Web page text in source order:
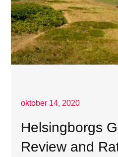
oktober 14, 2020
Helsingborgs
Review and